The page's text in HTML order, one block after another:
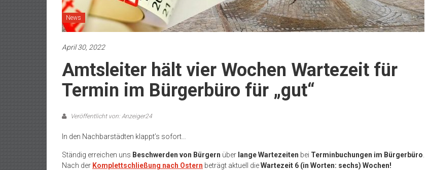
News
April 30, 2022
Amtsleiter hält vier Wochen Wartezeit für
Termin im Bürgerbüro für „gut“
Veröffentlicht von: Anzeiger24
In den Nachbarstädten klappt’s sofort…
Ständig erreichen uns Beschwerden von Bürgern über lange Wartezeiten bei Terminbuchungen im Bürgerbüro
Nach der Komplettschließung nach Ostern beträgt aktuell dieWartezeit 6 (in Worten: sechs) Wochen!